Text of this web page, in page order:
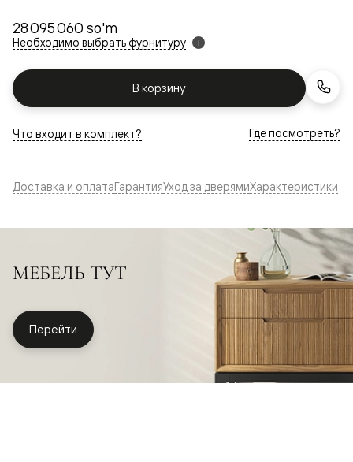
28 095 060 so'm
Необходимо выбрать фурнитуру i
В корзину
Что входит в комплект? Где посмотреть?
Доставка и оплатаГарантияУход за дверямиХарактеристики
МЕБЕЛЬ ТУТ
Перейти